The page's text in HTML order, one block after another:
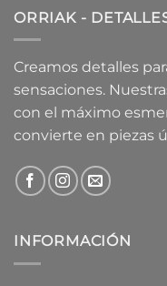
ORRIAK -
Creamos detalles
sensaciones.
con el máximo
convierte en piezas
INFORMACIÓN